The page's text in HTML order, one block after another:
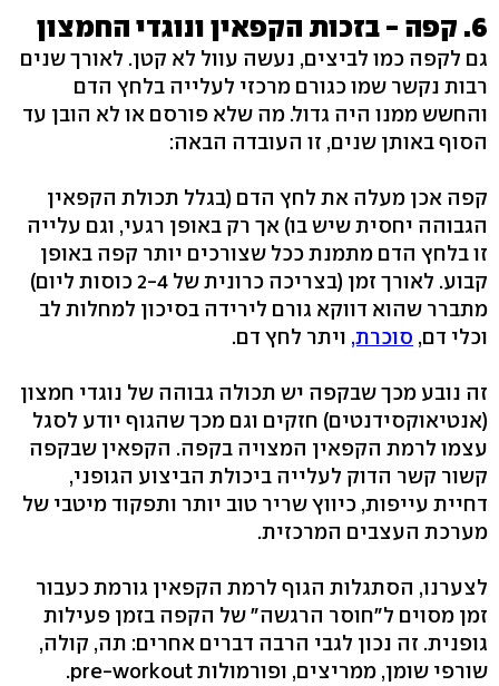
6. קפה - בזכות הקפאין ונוגדי החמצון
גם לקפה כמו לביצים, נעשה עוול לא קטן. לאורך שנים
רבות נקשר שמו כגורם מרכזי לעלייה בלחץ הדם
והחשש ממנו היה גדול. מה שלא פורסם או לא הובן עד
הסוף באותן שנים, זו העובדה הבאה:
קפה אכן מעלה את לחץ הדם (בגלל תכולת הקפאין
הגבוהה יחסית שיש בו) אך רק באופן רגעי, וגם עלייה
זו בלחץ הדם מתמנת ככל שצורכים יותר קפה באופן
קבוע. לאורך זמן (בצריכה כרונית של 2-4 כוסות ליום)
מתברר שהוא דווקא גורם לירידה בסיכון למחלות לב
וכלי דם, סוכרת, ויתר לחץ דם.
זה נובע מכך שבקפה יש תכולה גבוהה של נוגדי חמצון
(אנטיאוקסידנטים) חזקים וגם מכך שהגוף יודע לסגל
עצמו לרמת הקפאין המצויה בקפה. הקפאין שבקפה
קשור קשר הדוק לעלייה ביכולת הביצוע הגופני,
דחיית עייפות, כיווץ שריר טוב יותר ותפקוד מיטבי של
מערכת העצבים המרכזית.
לצערנו, הסתגלות הגוף לרמת הקפאין גורמת כעבור
זמן מסוים ל"חוסר הרגשה" של הקפה בזמן פעילות
גופנית. זה נכון לגבי הרבה דברים אחרים: תה, קולה,
שורפי שומן, ממריצים, ופורמולות pre-workout.